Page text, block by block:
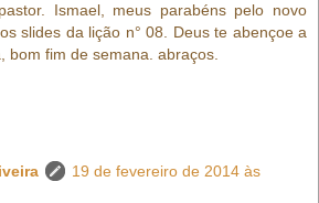
Ismael, meus parabéns pelo novo
slides da lição n° 08. Deus te abençoe a
bom fim de semana. abraços.
19 de fevereiro de 2014 às